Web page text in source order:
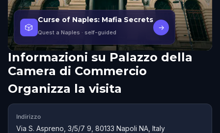
🎲
Curse of Naples: Mafia Secrets
Quest a Naples · self-guided
→
Informazioni su Palazzo della
Camera di Commercio
Organizza la visita
Indirizzo
Via S. Aspreno, 3/5/7 9, 80133 Napoli NA, Italy